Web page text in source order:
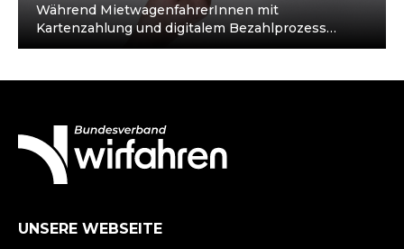
Während MietwagenfahrerInnen mit
Kartenzahlung und digitalem Bezahlprozess
kundenorientiert und transparent alle Steuern
viele Taxis…
UNSERE WEBSEITE